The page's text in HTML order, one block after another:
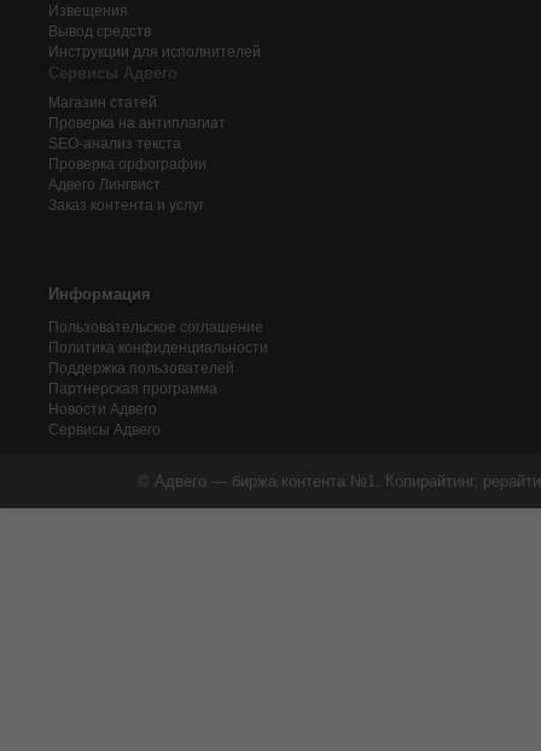
Извещения
Вывод средств
Инструкции для исполнителей
Сервисы Адвего
Магазин статей
Проверка на антиплагиат
SEO-анализ текста
Проверка орфографии
Адвего Лингвист
Заказ контента и услуг
Информация
Пользовательское соглашение
Политика конфиденциальности
Поддержка пользователей
Партнерская программа
Новости Адвего
Сервисы Адвего
© Адвего — биржа контента №1. Копирайтинг,